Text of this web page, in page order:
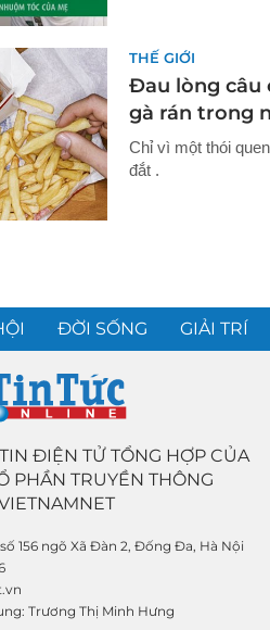
THẾ GIỚI
Đau lòng câu
gà rán trong
Chỉ vì một thói
đắt .
ĐỜI SỐNG GIẢI TRÍ
ĐIỆN TỬ TỔNG HỢP CỦA
PHẦN TRUYỀN THÔNG
số 156 ngõ Xã Đàn 2, Đống Đa, Hà Nội
Trương Thị Minh Hưng